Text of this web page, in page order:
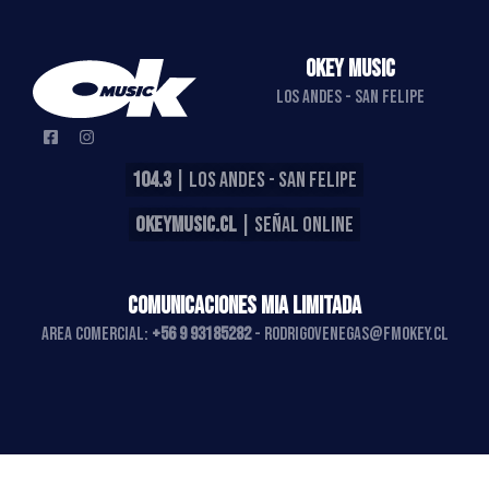
OKEY MUSIC
LOS ANDES - SAN FELIPE
104.3 | LOS ANDES - SAN FELIPE
OKEYMUSIC.CL | SEÑAL ONLINE
COMUNICACIONES MIA LIMITADA
AREA COMERCIAL: +56 9 93185282- rodrigovenegas@fmokey.cl